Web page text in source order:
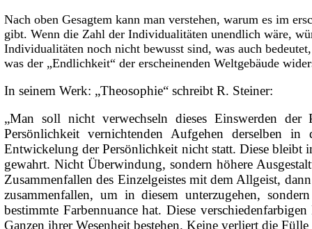
Nach oben Gesagtem kann man verstehen, warum es im
gibt. Wenn die Zahl der Individualitäten unendlich wäre,
Individualitäten noch nicht bewusst sind, was auch
was der „Endlichkeit“ der erscheinenden Weltgebäude
In seinem Werk: „Theosophie“ schreibt R. Steiner:
„Man soll nicht verwechseln dieses Einswerden der
Persönlichkeit vernichtenden Aufgehen derselben
Entwickelung der Persönlichkeit nicht statt. Diese bleibt
gewahrt. Nicht Überwindung, sondern höhere
Zusammenfallen des Einzelgeistes mit dem Allgeist,
zusammenfallen, um in diesem unterzugehen,
bestimmte Farbennuance hat. Diese
Ganzen ihrer Wesenheit bestehen. Keine verliert die